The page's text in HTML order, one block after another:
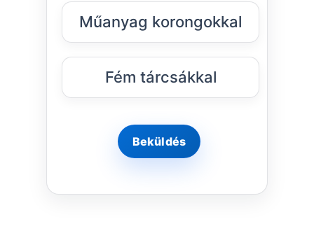
Műanyag korongokkal
Fém tárcsákkal